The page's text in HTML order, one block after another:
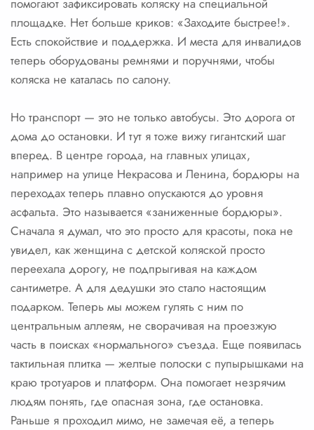
помогают зафиксировать коляску на специальной
площадке. Нет больше криков: «Заходите быстрее!».
Есть спокойствие и поддержка. И места для инвалидов
теперь оборудованы ремнями и поручнями, чтобы
коляска не каталась по салону.
Но транспорт — это не только автобусы. Это дорога от
дома до остановки. И тут я тоже вижу гигантский шаг
вперед. В центре города, на главных улицах,
например на улице Некрасова и Ленина, бордюры на
переходах теперь плавно опускаются до уровня
асфальта. Это называется «заниженные бордюры».
Сначала я думал, что это просто для красоты, пока не
увидел, как женщина с детской коляской просто
переехала дорогу, не подпрыгивая на каждом
сантиметре. А для дедушки это стало настоящим
подарком. Теперь мы можем гулять с ним по
центральным аллеям, не сворачивая на проезжую
часть в поисках «нормального» съезда. Еще появилась
тактильная плитка — желтые полоски с пупырышками на
краю тротуаров и платформ. Она помогает незрячим
людям понять, где опасная зона, где остановка.
Раньше я проходил мимо, не замечая её, а теперь